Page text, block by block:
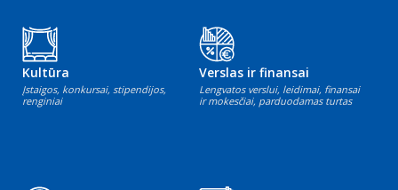
Kultūra
Įstaigos, konkursai, stipendijos,
renginiai
Verslas ir finansai
Lengvatos verslui, leidimai, finansai
ir mokesčiai, parduodamas turtas